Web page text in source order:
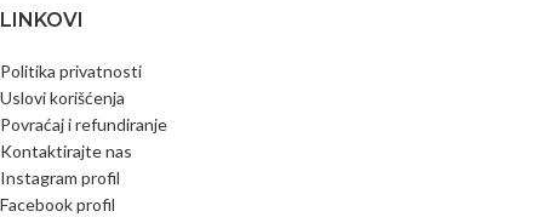
LINKOVI
Politika privatnosti
Uslovi korišćenja
Povraćaj i refundiranje
Kontaktirajte nas
Instagram profil
Facebook profil